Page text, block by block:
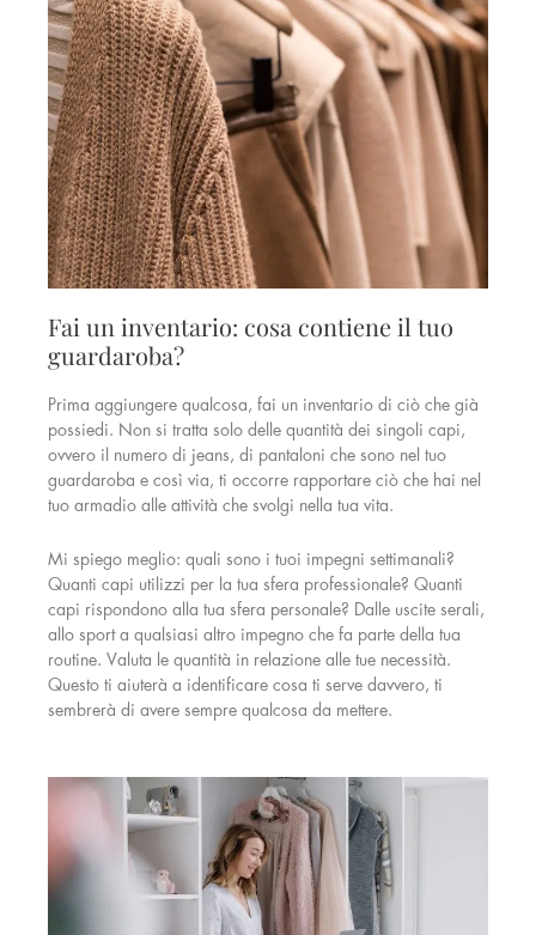
Fai un inventario: cosa contiene il tuo
guardaroba?
Prima aggiungere qualcosa, fai un inventario di ciò che già
possiedi. Non si tratta solo delle quantità dei singoli capi,
ovvero il numero di jeans, di pantaloni che sono nel tuo
guardaroba e così via, ti occorre rapportare ciò che hai nel
tuo armadio alle attività che svolgi nella tua vita.
Mi spiego meglio: quali sono i tuoi impegni settimanali?
Quanti capi utilizzi per la tua sfera professionale? Quanti
capi rispondono alla tua sfera personale? Dalle uscite serali,
allo sport a qualsiasi altro impegno che fa parte della tua
routine. Valuta le quantità in relazione alle tue necessità.
Questo ti aiuterà a identificare cosa ti serve davvero, ti
sembrerà di avere sempre qualcosa da mettere.